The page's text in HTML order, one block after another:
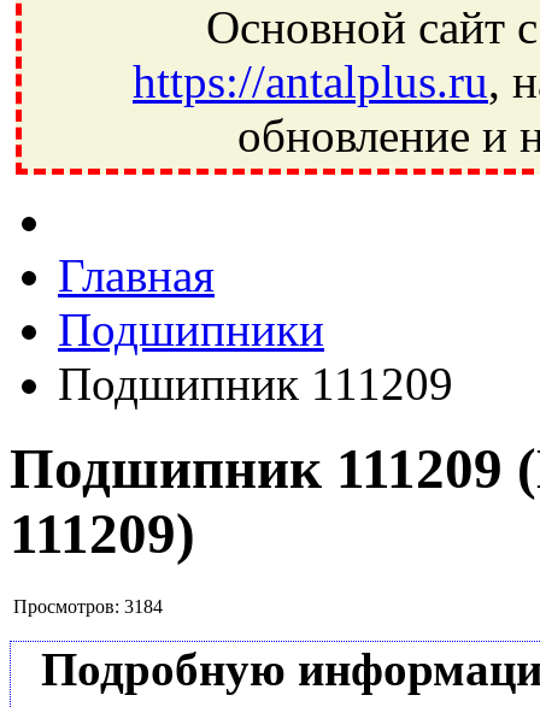
Основной сайт
https://antalplus.ru,
обновление и
Ивантеевка, подшипники, пневматика, метизы, техника,
Главная
Подшипники
Подшипник 111209
Подшипник 111209
111209)
Просмотров: 3184
Подробную